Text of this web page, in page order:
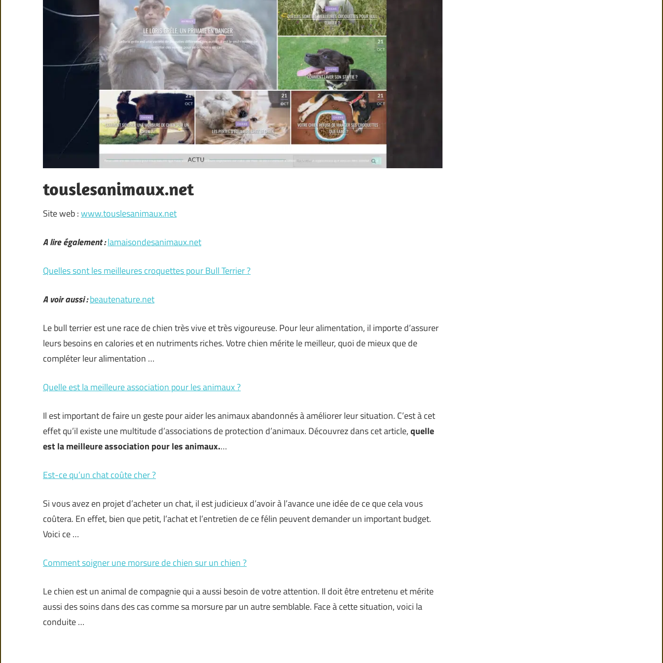
touslesanimaux.net
Site web :www.touslesanimaux.net
A lire également :lamaisondesanimaux.net
Quelles sont les meilleures croquettes pour Bull Terrier ?
A voir aussi :beautenature.net
Le bull terrier est une race de chien très vive et très vigoureuse. Pour leur alimentation, il importe d’assurer
leurs besoins en calories et en nutriments riches. Votre chien mérite le meilleur, quoi de mieux que de
compléter leur alimentation …
Quelle est la meilleure association pour les animaux ?
Il est important de faire un geste pour aider les animaux abandonnés à améliorer leur situation. C’est à cet
effet qu’il existe une multitude d’associations de protection d’animaux. Découvrez dans cet article,quelle
est la meilleure association pour les animaux.…
Est-ce qu’un chat coûte cher ?
Si vous avez en projet d’acheter un chat, il est judicieux d’avoir à l’avance une idée de ce que cela vous
coûtera. En effet, bien que petit, l’achat et l’entretien de ce félin peuvent demander un important budget.
Voici ce …
Comment soigner une morsure de chien sur un chien ?
Le chien est un animal de compagnie qui a aussi besoin de votre attention. Il doit être entretenu et mérite
aussi des soins dans des cas comme sa morsure par un autre semblable. Face à cette situation, voici la
conduite …